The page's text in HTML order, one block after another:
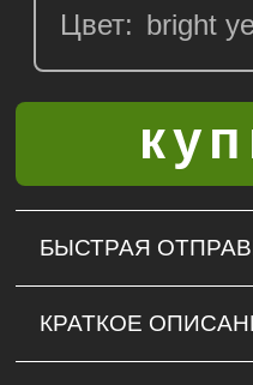
Цвет:
БЫСТРАЯ
КРАТКОЕ